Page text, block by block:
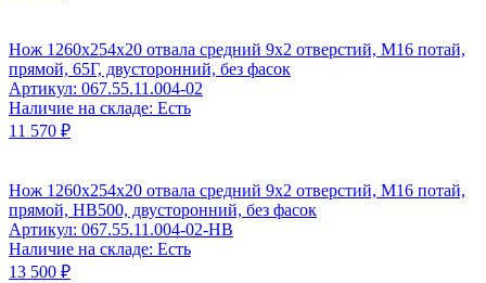
Нож 1260х254х20 отвала средний 9x2 отверстий, М16 потай,
прямой, 65Г, двусторонний, без фасок
Артикул: 067.55.11.004-02
Наличие на складе: Есть
11 570 ₽
Нож 1260х254х20 отвала средний 9x2 отверстий, М16 потай,
прямой, HB500, двусторонний, без фасок
Артикул: 067.55.11.004-02-HB
Наличие на складе: Есть
13 500 ₽